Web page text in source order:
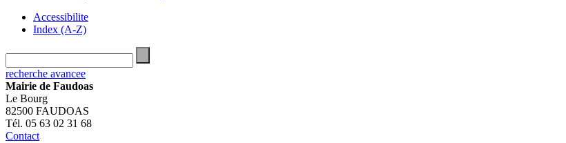
Accessibilite
Index (A-Z)
recherche avancee
Mairie de Faudoas
Le Bourg
82500 FAUDOAS
Tél. 05 63 02 31 68
Contact